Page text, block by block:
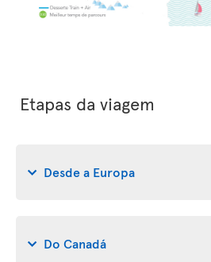
Etapas da viagem
Desde a Europa
Do Canadá